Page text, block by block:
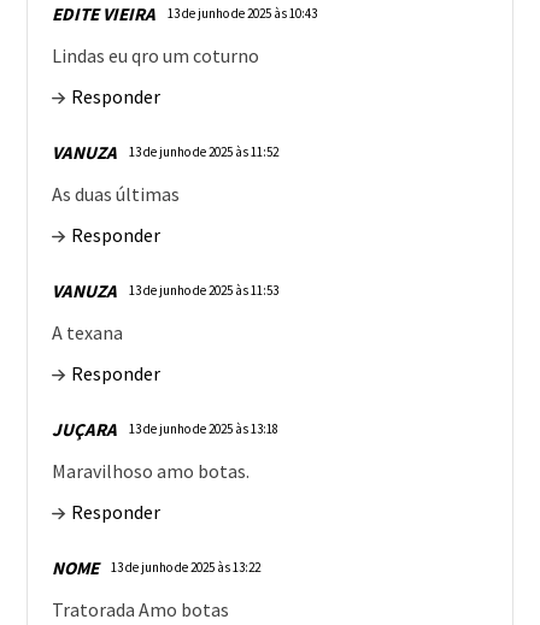
EDITE VIEIRA 13 de junho de 2025 às 10:43
Lindas eu qro um coturno
Responder
VANUZA 13 de junho de 2025 às 11:52
As duas últimas
Responder
VANUZA 13 de junho de 2025 às 11:53
A texana
Responder
JUÇARA 13 de junho de 2025 às 13:18
Maravilhoso amo botas.
Responder
NOME 13 de junho de 2025 às 13:22
Tratorada Amo botas